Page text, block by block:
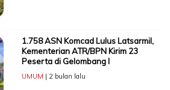
1.758 ASN Komcad Lulus Latsarmil,
Kementerian ATR/BPN Kirim 23
Peserta di Gelombang I
UMUM | 2 bulan lalu